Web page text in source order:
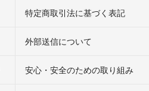
特定商取引法に基づく表記
外部送信について
安心・安全のための取り組み